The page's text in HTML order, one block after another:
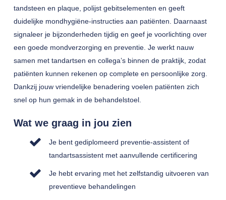
tandsteen en plaque, polijst gebitselementen en geeft
duidelijke mondhygiëne-instructies aan patiënten. Daarnaast
signaleer je bijzonderheden tijdig en geef je voorlichting over
een goede mondverzorging en preventie. Je werkt nauw
samen met tandartsen en collega’s binnen de praktijk, zodat
patiënten kunnen rekenen op complete en persoonlijke zorg.
Dankzij jouw vriendelijke benadering voelen patiënten zich
snel op hun gemak in de behandelstoel.
Wat we graag in jou zien
Je bent gediplomeerd preventie-assistent of
tandartsassistent met aanvullende certificering
Je hebt ervaring met het zelfstandig uitvoeren van
preventieve behandelingen